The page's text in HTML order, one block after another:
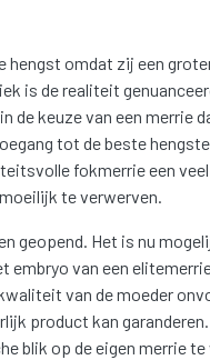
hengst omdat zij een
is de realiteit
de keuze van een merrie
tot de beste
fokmerrie een
te verwerven.
geopend. Het is nu
embryo van een
van de moeder
product kan
blik op de eigen merrie te